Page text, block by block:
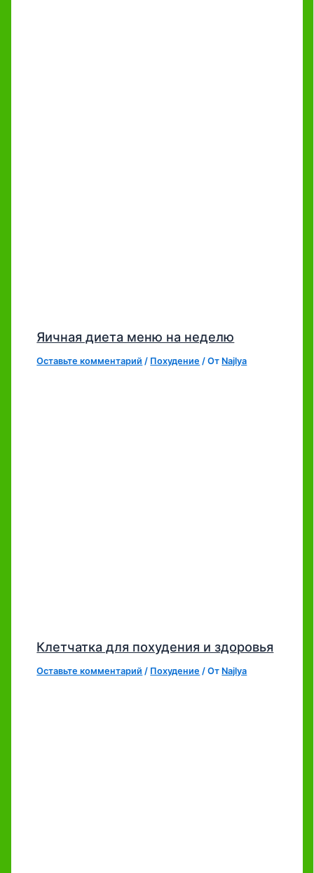
Яичная диета меню на неделю
Оставьте комментарий / Похудение / От Najlya
Клетчатка для похудения и здоровья
Оставьте комментарий / Похудение / От Najlya